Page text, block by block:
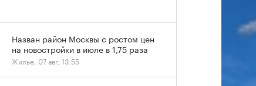
Назван район Москвы с ростом цен
на новостройки в июле в 1,75 раза
Жилье, 07 авг, 13:55